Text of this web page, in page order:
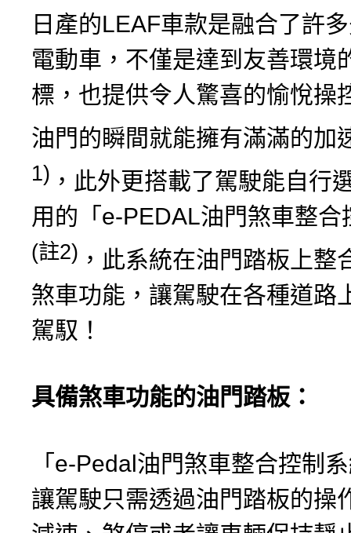
日產的LEAF車款是融合了許
電動車，不僅是達到友善環境
標，也提供令人驚喜的愉悅操
油門的瞬間就能擁有滿滿的加
1) ，此外更搭載了駕駛能自行
用的「e-PEDAL油門煞車整合
(註2) ，此系統在油門踏板上整
煞車功能，讓駕駛在各種道路
駕馭！
具備煞車功能的油門踏板：
「e-Pedal油門煞車整合控制
讓駕駛只需透過油門踏板的操